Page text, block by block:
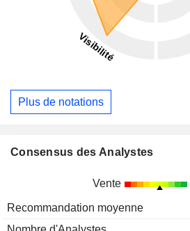
Plus de notations
Consensus des Analystes
Vente
Recommandation moyenne